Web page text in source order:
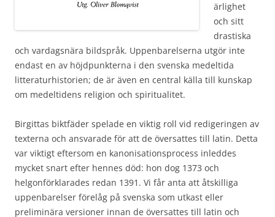
ärlighet
och sitt
drastiska
och vardagsnära bildspråk. Uppenbarelserna utgör inte
endast en av höjdpunkterna i den svenska medeltida
litteraturhistorien; de är även en central källa till kunskap
om medeltidens religion och spiritualitet.
Birgittas biktfäder spelade en viktig roll vid redigeringen av
texterna och ansvarade för att de översattes till latin. Detta
var viktigt eftersom en kanonisationsprocess inleddes
mycket snart efter hennes död: hon dog 1373 och
helgonförklarades redan 1391. Vi får anta att åtskilliga
uppenbarelser förelåg på svenska som utkast eller
preliminära versioner innan de översattes till latin och